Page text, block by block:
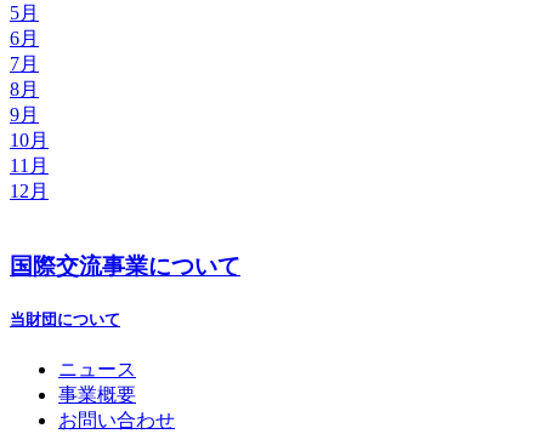
5月
6月
7月
8月
9月
10月
11月
12月
国際交流事業について
当財団について
ニュース
事業概要
お問い合わせ